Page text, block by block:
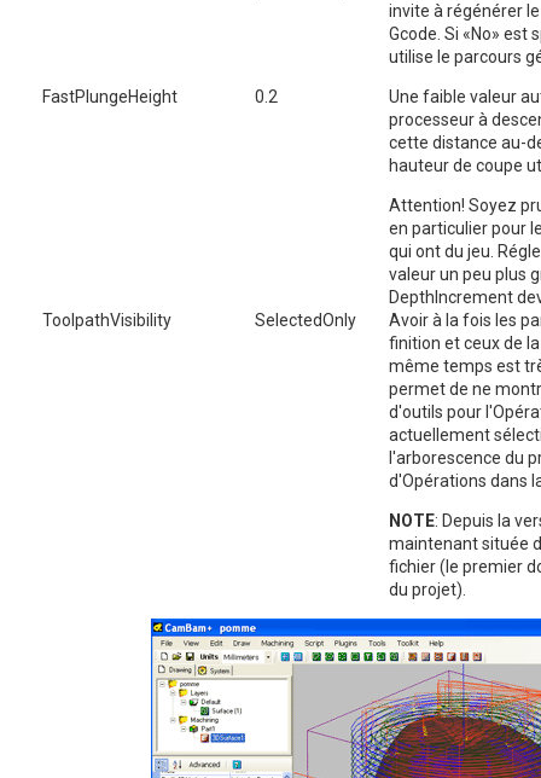
invite à régénérer
Gcode. Si «No» est
utilise le parcours
FastPlungeHeight 0.2
Une faible valeur
processeur à
cette distance au-
hauteur de coupe
Attention! Soyez
en particulier pour
qui ont du jeu.
valeur un peu plus
DepthIncrement
ToolpathVisibility
SelectedOnly
Avoir à la fois les
finition et ceux de
même temps est
permet de ne
d'outils pour
actuellement
l'arborescence du
d'Opérations dans
NOTE: Depuis la
maintenant située
fichier (le premier
du projet).